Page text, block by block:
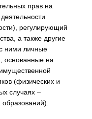
прав на
регулирующий
а также другие
ними личные
основанные на
(физических и
случаях –